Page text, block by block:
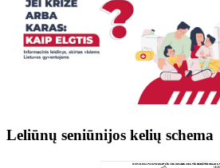
Leliūnų seniūnijos kelių schema